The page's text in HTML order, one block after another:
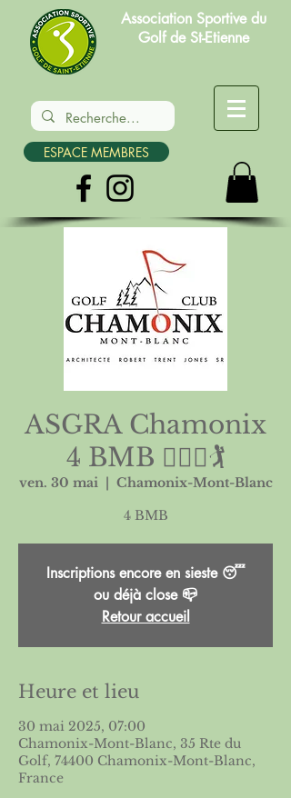
Association Sportive du
Golf de St-Etienne
ESPACE MEMBRES
ASGRA Chamonix
4 BMB 🏌🏻‍♀️🏌️
ven. 30 mai
  |
Chamonix-Mont-Blanc
Inscriptions encore en sieste 😴
ou déjà close 📪
Retour accueil
Heure et lieu
30 mai 2025, 07:00
Chamonix-Mont-Blanc, 35 Rte du
Golf, 74400 Chamonix-Mont-Blanc,
France